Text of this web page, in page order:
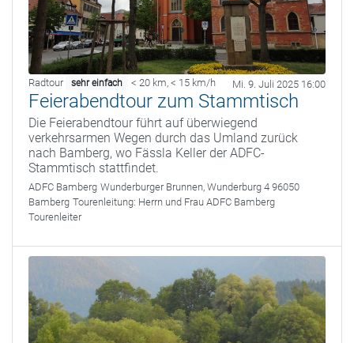
Radtour sehr einfach < 20 km, < 15 km/h Mi. 9. Juli 2025 16:00
Feierabendtour zum Stammtisch
Die Feierabendtour führt auf überwiegend
verkehrsarmen Wegen durch das Umland zurück
nach Bamberg, wo Fässla Keller der ADFC-
Stammtisch stattfindet.
ADFC Bamberg Wunderburger Brunnen, Wunderburg 4 96050
Bamberg Tourenleitung: Herrn und Frau ADFC Bamberg
Tourenleiter